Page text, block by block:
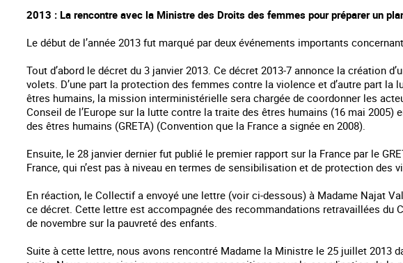
2013 : La rencontre avec la Ministre des Droits des femmes pour préparer un
Le début de l’année 2013 fut marqué par deux événements importants
Tout d’abord le décret du 3 janvier 2013. Ce décret 2013-7 annonce la création
volets. D’une part la protection des femmes contre la violence et d’autre part
êtres humains, la mission interministérielle sera chargée de coordonner les
Conseil de l’Europe sur la lutte contre la traite des êtres humains (16 mai 2005)
des êtres humains (GRETA) (Convention que la France a signée en 2008).
Ensuite, le 28 janvier dernier fut publié le premier rapport sur la France par le
France, qui n’est pas à niveau en termes de sensibilisation et de protection des
En réaction, le Collectif a envoyé une lettre (voir ci-dessous) à Madame Najat
ce décret. Cette lettre est accompagnée des recommandations retravaillées
de novembre sur la pauvreté des enfants.
Suite à cette lettre, nous avons rencontré Madame la Ministre le 25 juillet 2013